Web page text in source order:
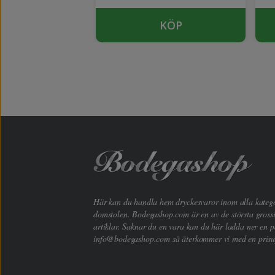
KÖP
Här kan du handla hem dryckesvaror inom alla
domstolen. Bodegashop.com är en av de största
artiklar. Saknar du en vara kan du här ladda ner en
info@bodegashop.comså återkommer vi med en